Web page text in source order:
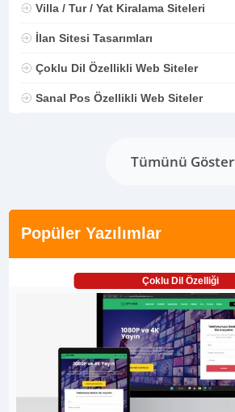
Villa / Tur / Yat Kiralama Siteleri
İlan Sitesi Tasarımları
Çoklu Dil Özellikli Web Siteler
Sanal Pos Özellikli Web Siteler
Tümünü Göster
Popüler Yazılımlar
Çoklu Dil Özelliği